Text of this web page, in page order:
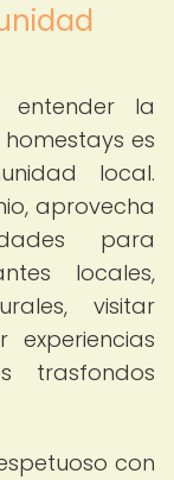
la
es
local.
aprovecha
para
locales,
visitar
trasfondos
con